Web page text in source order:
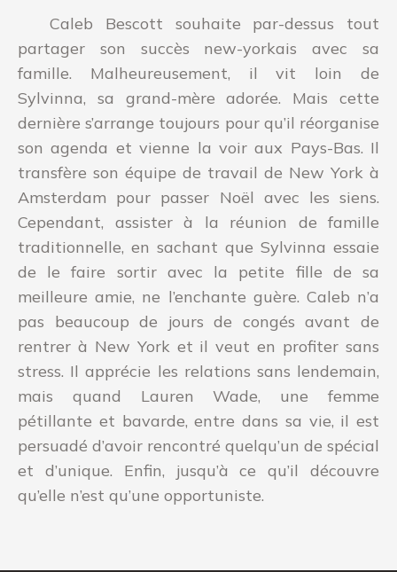
Caleb Bescott souhaite par-dessus tout
partager son succès new-yorkais avec sa
famille. Malheureusement, il vit loin de
Sylvinna, sa grand-mère adorée. Mais cette
dernière s’arrange toujours pour qu’il réorganise
son agenda et vienne la voir aux Pays-Bas. Il
transfère son équipe de travail de New York à
Amsterdam pour passer Noël avec les siens.
Cependant, assister à la réunion de famille
traditionnelle, en sachant que Sylvinna essaie
de le faire sortir avec la petite fille de sa
meilleure amie, ne l’enchante guère. Caleb n’a
pas beaucoup de jours de congés avant de
rentrer à New York et il veut en profiter sans
stress. Il apprécie les relations sans lendemain,
mais quand Lauren Wade, une femme
pétillante et bavarde, entre dans sa vie, il est
persuadé d’avoir rencontré quelqu’un de spécial
et d’unique. Enfin, jusqu’à ce qu’il découvre
qu’elle n’est qu’une opportuniste.